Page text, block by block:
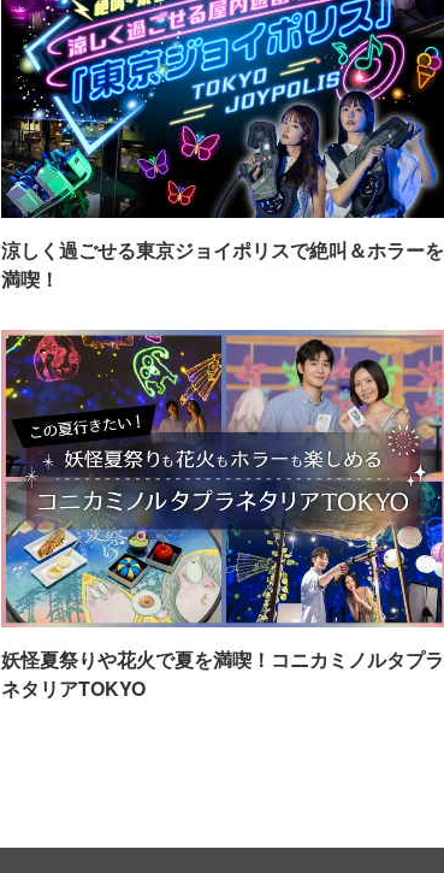
涼しく過ごせる東京ジョイポリスで絶叫＆ホラーを
満喫！
妖怪夏祭りや花火で夏を満喫！コニカミノルタプラ
ネタリアTOKYO